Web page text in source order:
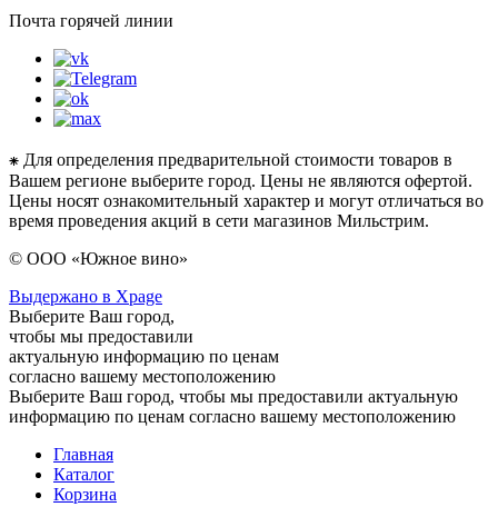
Почта горячей линии
⁕ Для определения предварительной стоимости товаров в
Вашем регионе выберите город. Цены не являются офертой.
Цены носят ознакомительный характер и могут отличаться во
время проведения акций в сети магазинов Мильстрим.
© ООО «Южное вино»
Выдержано в Xpage
Выберите Ваш город,
чтобы мы предоставили
актуальную информацию по ценам
согласно вашему местоположению
Выберите Ваш город, чтобы мы предоставили актуальную
информацию по ценам согласно вашему местоположению
Главная
Каталог
Корзина